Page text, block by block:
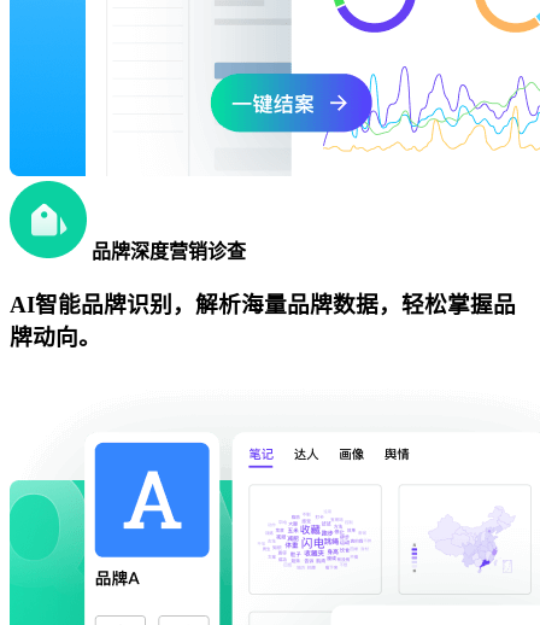
品牌深度营销诊查
AI智能品牌识别，解析海量品牌数据，轻松掌握品
牌动向。